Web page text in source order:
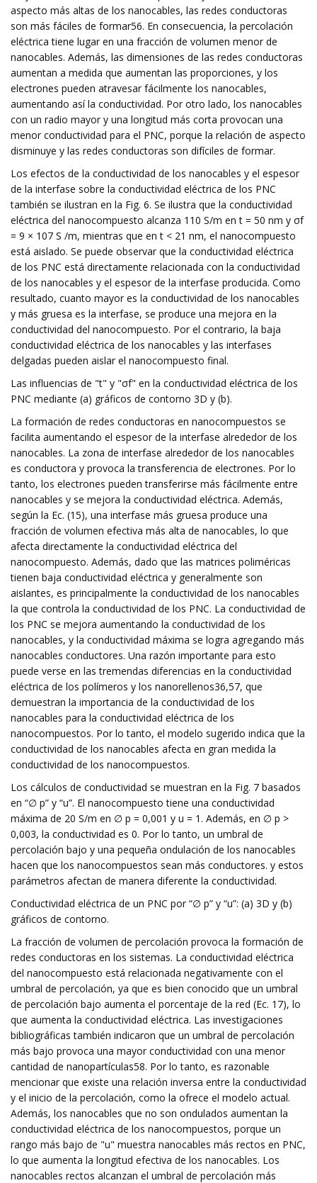
aspecto más altas de los nanocables, las redes conductoras
son más fáciles de formar56. En consecuencia, la percolación
eléctrica tiene lugar en una fracción de volumen menor de
nanocables. Además, las dimensiones de las redes conductoras
aumentan a medida que aumentan las proporciones, y los
electrones pueden atravesar fácilmente los nanocables,
aumentando así la conductividad. Por otro lado, los nanocables
con un radio mayor y una longitud más corta provocan una
menor conductividad para el PNC, porque la relación de aspecto
disminuye y las redes conductoras son difíciles de formar.
Los efectos de la conductividad de los nanocables y el espesor
de la interfase sobre la conductividad eléctrica de los PNC
también se ilustran en la Fig. 6. Se ilustra que la conductividad
eléctrica del nanocompuesto alcanza 110 S/m en t = 50 nm y σf
= 9 × 107 S /m, mientras que en t < 21 nm, el nanocompuesto
está aislado. Se puede observar que la conductividad eléctrica
de los PNC está directamente relacionada con la conductividad
de los nanocables y el espesor de la interfase producida. Como
resultado, cuanto mayor es la conductividad de los nanocables
y más gruesa es la interfase, se produce una mejora en la
conductividad del nanocompuesto. Por el contrario, la baja
conductividad eléctrica de los nanocables y las interfases
delgadas pueden aislar el nanocompuesto final.
Las influencias de "t" y "σf" en la conductividad eléctrica de los
PNC mediante (a) gráficos de contorno 3D y (b).
La formación de redes conductoras en nanocompuestos se
facilita aumentando el espesor de la interfase alrededor de los
nanocables. La zona de interfase alrededor de los nanocables
es conductora y provoca la transferencia de electrones. Por lo
tanto, los electrones pueden transferirse más fácilmente entre
nanocables y se mejora la conductividad eléctrica. Además,
según la Ec. (15), una interfase más gruesa produce una
fracción de volumen efectiva más alta de nanocables, lo que
afecta directamente la conductividad eléctrica del
nanocompuesto. Además, dado que las matrices poliméricas
tienen baja conductividad eléctrica y generalmente son
aislantes, es principalmente la conductividad de los nanocables
la que controla la conductividad de los PNC. La conductividad de
los PNC se mejora aumentando la conductividad de los
nanocables, y la conductividad máxima se logra agregando más
nanocables conductores. Una razón importante para esto
puede verse en las tremendas diferencias en la conductividad
eléctrica de los polímeros y los nanorellenos36,57, que
demuestran la importancia de la conductividad de los
nanocables para la conductividad eléctrica de los
nanocompuestos. Por lo tanto, el modelo sugerido indica que la
conductividad de los nanocables afecta en gran medida la
conductividad de los nanocompuestos.
Los cálculos de conductividad se muestran en la Fig. 7 basados ​​
en “∅ p” y “u”. El nanocompuesto tiene una conductividad
máxima de 20 S/m en ∅ p = 0,001 y u = 1. Además, en ∅ p >
0,003, la conductividad es 0. Por lo tanto, un umbral de
percolación bajo y una pequeña ondulación de los nanocables
hacen que los nanocompuestos sean más conductores. y estos
parámetros afectan de manera diferente la conductividad.
Conductividad eléctrica de un PNC por “∅ p” y “u”: (a) 3D y (b)
gráficos de contorno.
La fracción de volumen de percolación provoca la formación de
redes conductoras en los sistemas. La conductividad eléctrica
del nanocompuesto está relacionada negativamente con el
umbral de percolación, ya que es bien conocido que un umbral
de percolación bajo aumenta el porcentaje de la red (Ec. 17), lo
que aumenta la conductividad eléctrica. Las investigaciones
bibliográficas también indicaron que un umbral de percolación
más bajo provoca una mayor conductividad con una menor
cantidad de nanopartículas58. Por lo tanto, es razonable
mencionar que existe una relación inversa entre la conductividad
y el inicio de la percolación, como la ofrece el modelo actual.
Además, los nanocables que no son ondulados aumentan la
conductividad eléctrica de los nanocompuestos, porque un
rango más bajo de "u" muestra nanocables más rectos en PNC,
lo que aumenta la longitud efectiva de los nanocables. Los
nanocables rectos alcanzan el umbral de percolación más